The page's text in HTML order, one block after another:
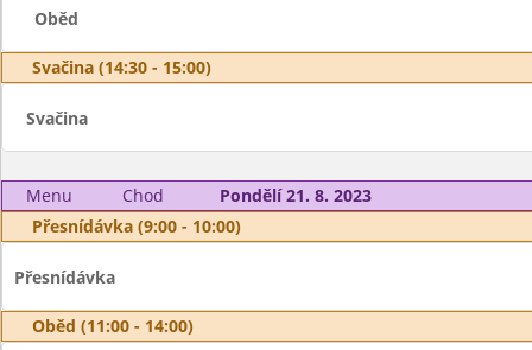
Oběd
Svačina (14:30 - 15:00)
Svačina
Menu Chod
Pondělí 21. 8. 2023
Přesnídávka (9:00 - 10:00)
Přesnídávka
Oběd (11:00 - 14:00)